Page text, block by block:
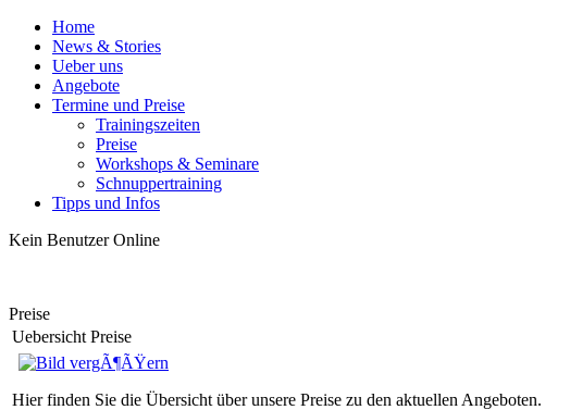
Home
News & Stories
Ueber uns
Angebote
Termine und Preise
Trainingszeiten
Preise
Workshops & Seminare
Schnuppertraining
Tipps und Infos
Kein Benutzer Online
Preise
Uebersicht Preise
Hier finden Sie die Übersicht über unsere Preise zu den aktuellen Angeboten.